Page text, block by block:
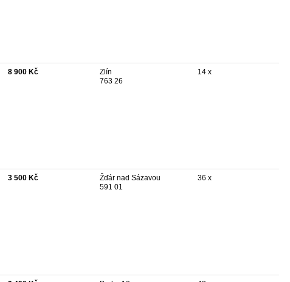
8 900 Kč
Zlín
763 26
14 x
3 500 Kč
Žďár nad Sázavou
591 01
36 x